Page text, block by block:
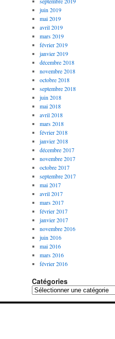
juin 2019
mai 2019
avril 2019
mars 2019
février 2019
janvier 2019
décembre 2018
novembre 2018
octobre 2018
septembre 2018
juin 2018
mai 2018
avril 2018
mars 2018
février 2018
janvier 2018
décembre 2017
novembre 2017
octobre 2017
septembre 2017
mai 2017
avril 2017
mars 2017
février 2017
janvier 2017
novembre 2016
juin 2016
mai 2016
mars 2016
février 2016
Catégories
Catégories